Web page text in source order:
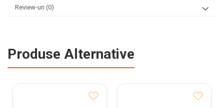
Review-uri (0)
Produse Alternative